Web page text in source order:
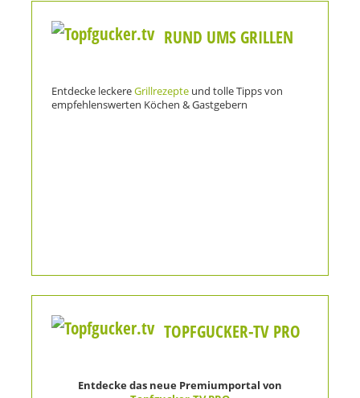
RUND UMS GRILLEN
Entdecke leckereGrillrezepte und tolle Tipps von
empfehlenswerten Köchen & Gastgebern
TOPFGUCKER-TV PRO
Entdecke das neue Premiumportal von